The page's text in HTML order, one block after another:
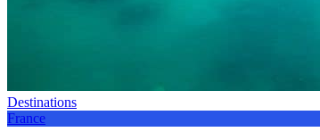
Destinations
France